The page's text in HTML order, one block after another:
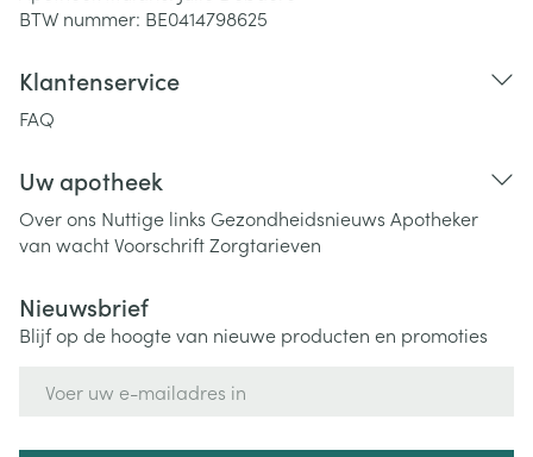
BTW nummer: BE0414798625
Klantenservice
FAQ
Uw apotheek
Over ons Nuttige links Gezondheidsnieuws Apotheker
van wachtVoorschriftZorgtarieven
Nieuwsbrief
Blijf op de hoogte van nieuwe producten en promoties